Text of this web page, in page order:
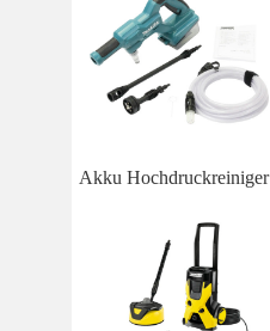
Akku Hochdruckreiniger